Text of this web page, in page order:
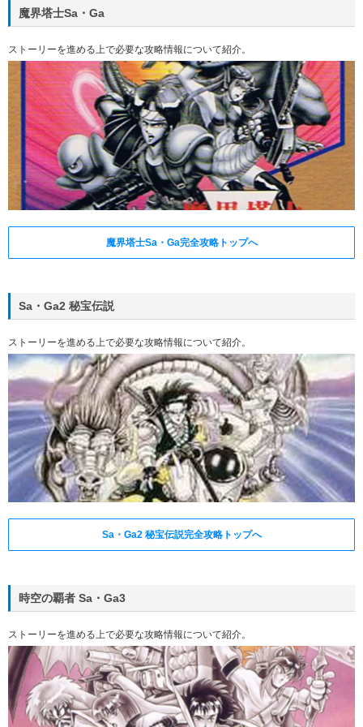
魔界塔士Sa・Ga
ストーリーを進める上で必要な攻略情報について紹介。
魔界塔士Sa・Ga完全攻略トップへ
Sa・Ga2 秘宝伝説
ストーリーを進める上で必要な攻略情報について紹介。
Sa・Ga2 秘宝伝説完全攻略トップへ
時空の覇者 Sa・Ga3
ストーリーを進める上で必要な攻略情報について紹介。